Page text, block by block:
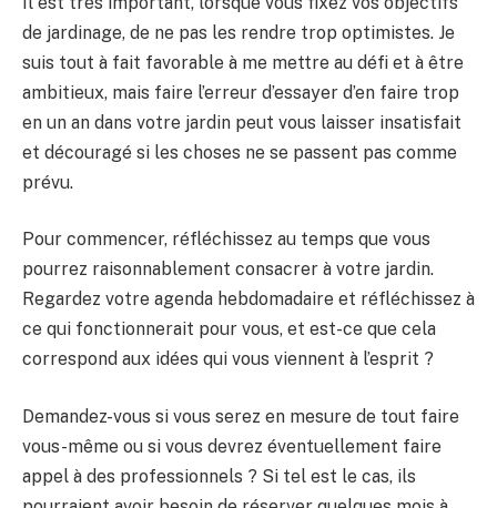
de jardinage, de ne pas les rendre trop optimistes. Je
suis tout à fait favorable à me mettre au défi et à être
ambitieux, mais faire l’erreur d’essayer d’en faire trop
en un an dans votre jardin peut vous laisser insatisfait
et découragé si les choses ne se passent pas comme
prévu.
Pour commencer, réfléchissez au temps que vous
pourrez raisonnablement consacrer à votre jardin.
Regardez votre agenda hebdomadaire et réfléchissez à
ce qui fonctionnerait pour vous, et est-ce que cela
correspond aux idées qui vous viennent à l’esprit ?
Demandez-vous si vous serez en mesure de tout faire
vous-même ou si vous devrez éventuellement faire
appel à des professionnels ? Si tel est le cas, ils